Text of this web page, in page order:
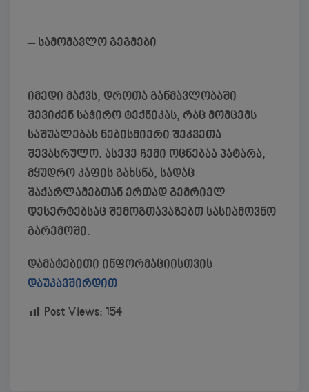
– სამომავლო გეგმები
იმედი მაქვს, დროთა განმავლობაში
შევიძენ საჭირო ტექნიკას, რაც მომცემს
საშუალებას ნებისმიერი შეკვეთა
შევასრულო. ასევე ჩემი ოცნებაა პატარა,
მყუდრო კაფის გახსნა, სადაც
შაქარლამებთან ერთად გემრიელ
დესერტებსაც შემოგთავაზებთ სასიამოვნო
გარემოში.
დამატებითი ინფორმაციისთვის
დაუკავშირდით
Post Views: 154